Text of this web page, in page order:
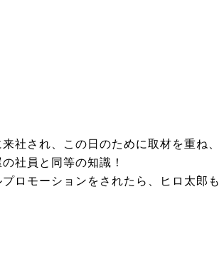
社され、この日のために取材を重ね
社員と同等の知識！
ロモーションをされたら、ヒロ太郎